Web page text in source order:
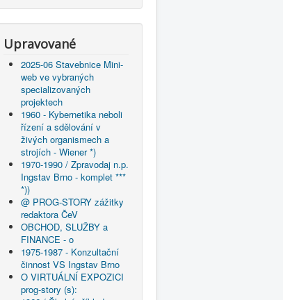
Upravované
2025-06 Stavebnice Mini-
web ve vybraných
specializovaných
projektech
1960 - Kybernetika neboli
řízení a sdělování v
živých organismech a
strojích - Wiener *)
1970-1990 / Zpravodaj n.p.
Ingstav Brno - komplet ***
*))
@ PROG-STORY zážitky
redaktora ČeV
OBCHOD, SLUŽBY a
FINANCE - o
1975-1987 - Konzultační
činnost VS Ingstav Brno
O VIRTUÁLNÍ EXPOZICI
prog-story (s):